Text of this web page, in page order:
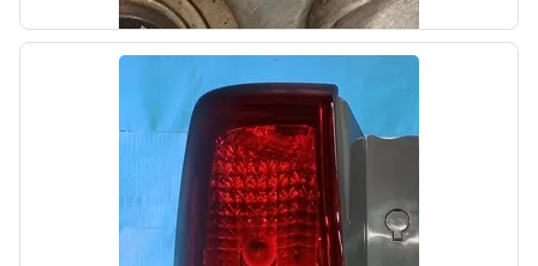
Hyundai-KIA
Цена: 1500,00₽